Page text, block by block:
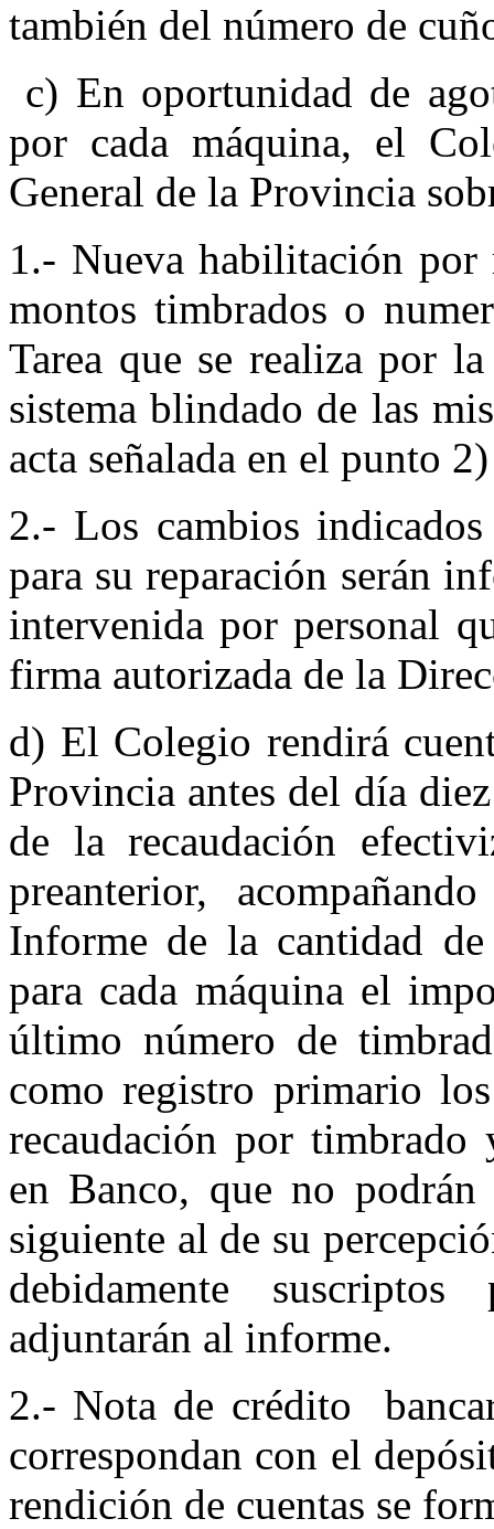
también del número de
c) En oportunidad de
por cada máquina, el
General de la Provincia
1.- Nueva habilitación por
montos timbra­dos o
Tarea que se realiza por
sistema blindado de las
acta señalada en el punto
2.- Los cambios
para su reparación serán
intervenida por personal
firma autorizada de la
d) El Colegio rendirá
Provincia antes del día
de la recaudación
preanterior,
Informe de la cantidad
para cada máquina el
último número de
como registro primario
recaudación por timbrado
en Banco, que no
siguiente al de su
debidamente
adjuntarán ­al informe.
2.- Nota de crédito
correspondan con el
rendición de cuentas se